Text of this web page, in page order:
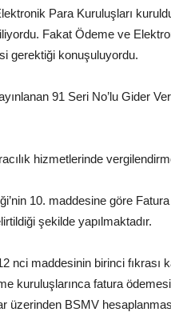
Para Kuruluşları
Fakat Ödeme ve
gerektiği konuşuluyordu.
91 Seri No’lu Gider
hizmetlerinde
10. maddesine göre
şekilde yapılmaktadır.
nci maddesinin birinci fıkrası
kuruluşlarınca fatura
üzerinden BSMV